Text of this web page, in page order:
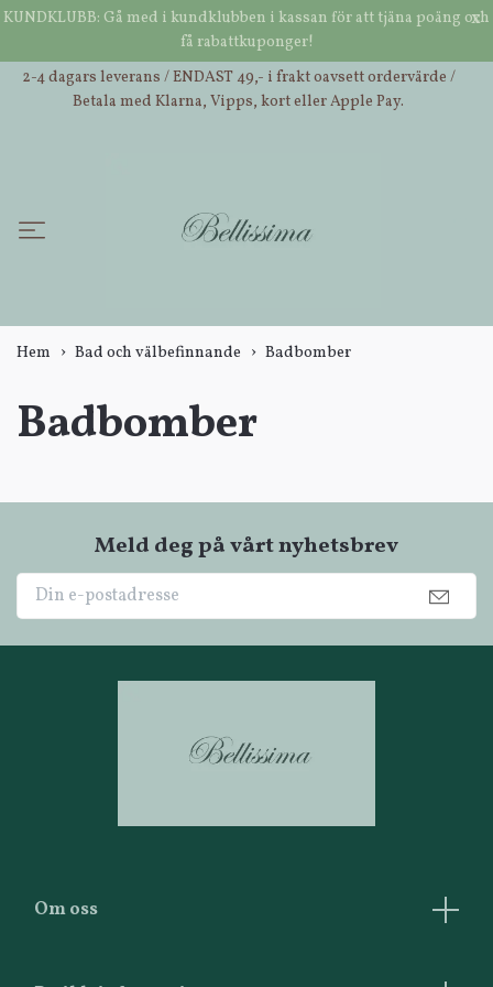
x
KUNDKLUBB: Gå med i kundklubben i kassan för att tjäna poäng och
få rabattkuponger!
Öppettider butik Inderøy: Tisdag-lördag: 10:00-16:00.
NOK
2-4 dagars leverans / ENDAST 49,- i frakt oavsett ordervärde /
Betala med Klarna, Vipps, kort eller Apple Pay.
Hem Bad och välbefinnande Badbomber
Badbomber
Meld deg på vårt nyhetsbrev
Om oss